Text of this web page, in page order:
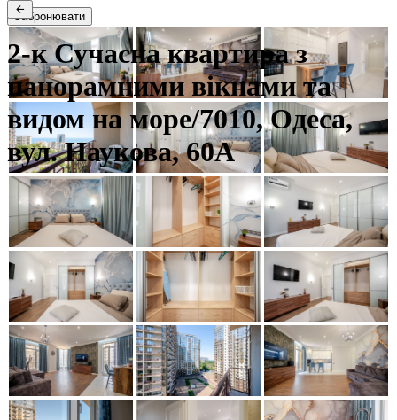
2-к Сучасна квартира з
панорамними вікнами та
видом на море/7010, Одеса,
вул. Наукова, 60А
Забронювати